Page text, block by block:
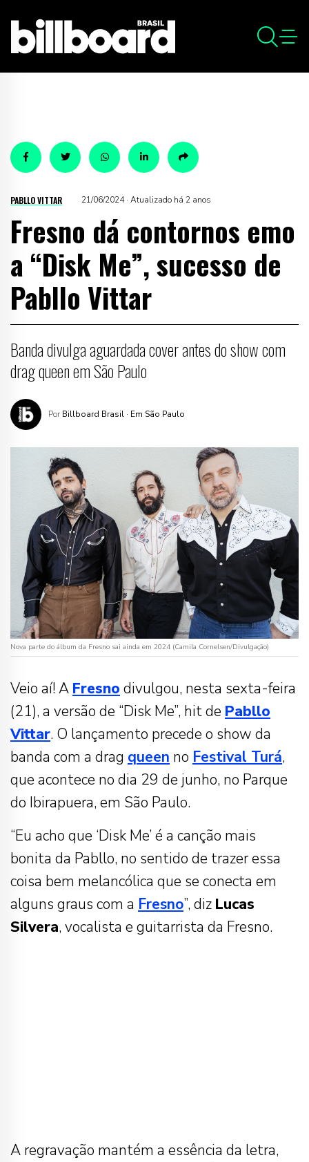
PABLLO VITTAR 21/06/2024 · Atualizado há 2 anos
Fresno dá contornos emo
a “Disk Me”, sucesso de
Pabllo Vittar
Banda divulga aguardada cover antes do show com
drag queen em São Paulo
Por Billboard Brasil · Em São Paulo
Nova parte do álbum da Fresno sai ainda em 2024 (Camila Cornelsen/Divulgação)
Veio aí! A Fresno divulgou, nesta sexta-feira
(21), a versão de “Disk Me”, hit de Pabllo
Vittar. O lançamento precede o show da
banda com a drag queen no Festival Turá,
que acontece no dia 29 de junho, no Parque
do Ibirapuera, em São Paulo.
“Eu acho que ‘Disk Me’ é a canção mais
bonita da Pabllo, no sentido de trazer essa
coisa bem melancólica que se conecta em
alguns graus com a Fresno”, diz Lucas
Silvera, vocalista e guitarrista da Fresno.
A regravação mantém a essência da letra,